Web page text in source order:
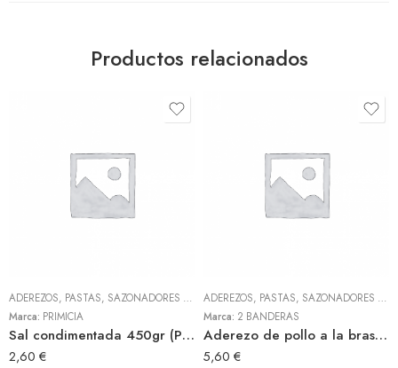
Productos relacionados
ADEREZOS, PASTAS, SAZONADORES Y CONDIMENTOS ,TODOS
Marca: PRIMICIA
Sal condimentada 450gr (Primicia)
2,60 €
ADEREZOS, PASTAS, SAZONADORES Y CONDIMENTOS
Marca: 2 BANDERAS
Aderezo de pollo a la brasa 300gr (2 Banderas)
5,60 €